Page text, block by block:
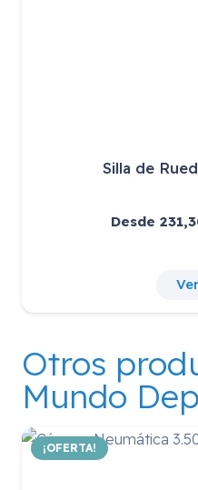
Silla de
Desde
Otros
Mundo
¡OFERTA!